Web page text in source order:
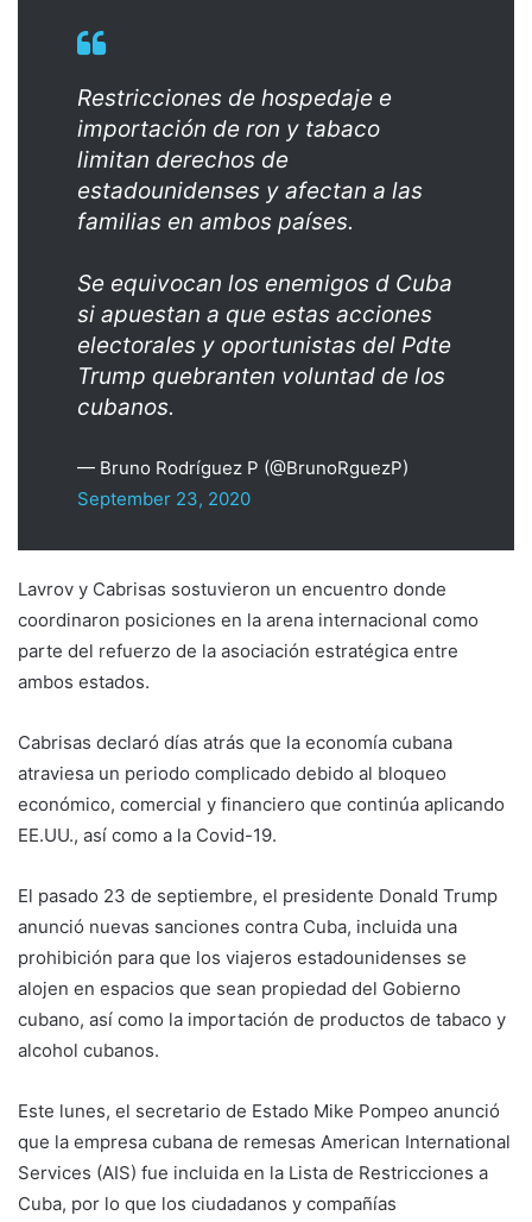
Restricciones de hospedaje e
importación de ron y tabaco
limitan derechos de
estadounidenses y afectan a las
familias en ambos países.
Se equivocan los enemigos d Cuba
si apuestan a que estas acciones
electorales y oportunistas del Pdte
Trump quebranten voluntad de los
cubanos.
— Bruno Rodríguez P (@BrunoRguezP)
September 23, 2020
Lavrov y Cabrisas sostuvieron un encuentro donde
coordinaron posiciones en la arena internacional como
parte del refuerzo de la asociación estratégica entre
ambos estados.
Cabrisas declaró días atrás que la economía cubana
atraviesa un periodo complicado debido al bloqueo
económico, comercial y financiero que continúa aplicando
EE.UU., así como a la Covid-19.
El pasado 23 de septiembre, el presidente Donald Trump
anunció nuevas sanciones contra Cuba, incluida una
prohibición para que los viajeros estadounidenses se
alojen en espacios que sean propiedad del Gobierno
cubano, así como la importación de productos de tabaco y
alcohol cubanos.
Este lunes, el secretario de Estado Mike Pompeo anunció
que la empresa cubana de remesas American International
Services (AIS) fue incluida en la Lista de Restricciones a
Cuba, por lo que los ciudadanos y compañías